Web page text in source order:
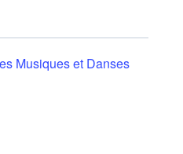
Musiques et Danses